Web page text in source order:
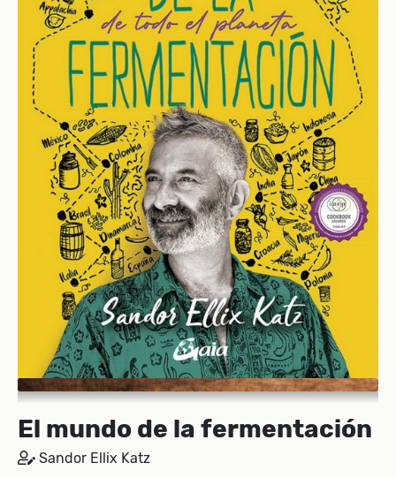
El mundo de la fermentación
Sandor Ellix Katz